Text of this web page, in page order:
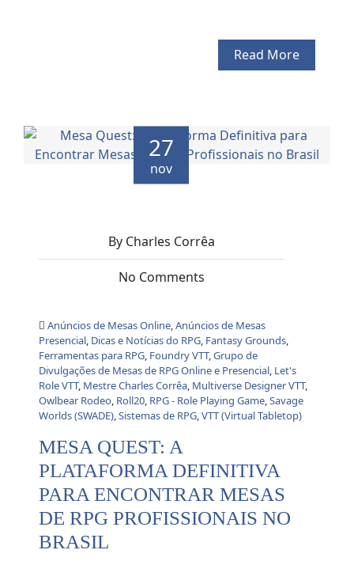
Read More
27
nov
By Charles Corrêa
No Comments
Anúncios de Mesas Online,Anúncios de Mesas
Presencial, Dicas e Notícias do RPG, Fantasy Grounds,
Ferramentas para RPG, Foundry VTT,Grupo de
Divulgações de Mesas de RPG Online e Presencial, Let's
Role VTT, Mestre Charles Corrêa, Multiverse Designer VTT,
Owlbear Rodeo, Roll20, RPG - Role Playing Game,Savage
Worlds (SWADE),Sistemas de RPG,VTT (Virtual Tabletop)
MESA QUEST: A
PLATAFORMA DEFINITIVA
PARA ENCONTRAR MESAS
DE RPG PROFISSIONAIS NO
BRASIL